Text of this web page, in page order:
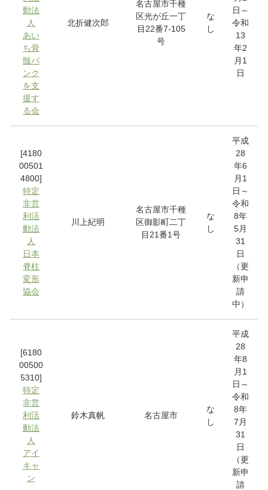
動法
人
あい
ち骨
髄バ
ンク
を支
援す
る会
北折健次郎
名古屋市千種
区光が丘一丁
目22番7-105
号
な
し
日～
令和
13
年2
月1
日
[4180
00501
4800]
特定
非営
利活
動法
人
日本
脊柱
変形
協会
川上紀明
名古屋市千種
区御影町二丁
目21番1号
な
し
平成
28
年6
月1
日～
令和
8年
5月
31
日
（更
新申
請
中）
[6180
00500
5310]
特定
非営
利活
動法
人
アイ
キャ
ン
鈴木真帆 名古屋市
な
し
平成
28
年8
月1
日～
令和
8年
7月
31
日
（更
新申
請